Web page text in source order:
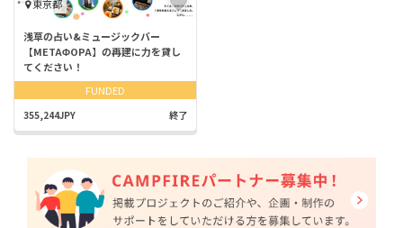
東京都
浅草の占い&ミュージックバー
【METAΦOPA】の再建に力を貸し
てください！
FUNDED
355,244JPY 終了